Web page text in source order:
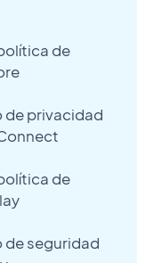
de
de privacidad
de
de seguridad